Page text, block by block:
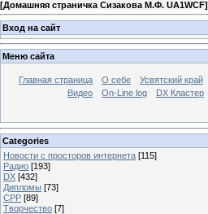
[Домашняя страничка Сизакова М.Ф. UA1WCF]
Вход на сайт
Меню сайта
Главная страница О себе Усвятский край
Видео
On-Line log DX Кластер
Categories
Новости с просторов интернета [115]
Радио [193]
DX [432]
Дипломы [73]
СРР [89]
Творчество [7]